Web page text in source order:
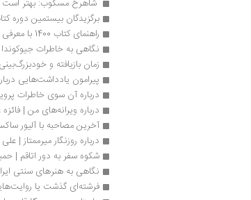
شاهرخ مسکوب: بهتر
برگزیدگان بیستمین دوره
راهنمای کتاب 1400 با معرفی و نقد 596 عنوان کتاب منتشر شد
نگاهی به خاطرات
زمان بازيافته و
پیرامون یادداشت‌هایی
درباره آن سوی خاطرات
درباره ویرانه‌های من | فائزه
آخرین مصاحبه با آلیور ساکس در
درباره روزنگار میرممتاز |
شکوه سفر به دور اتاقم |
نگاهی به هنرهای سنتی
فرشته‌ای گذشت یا